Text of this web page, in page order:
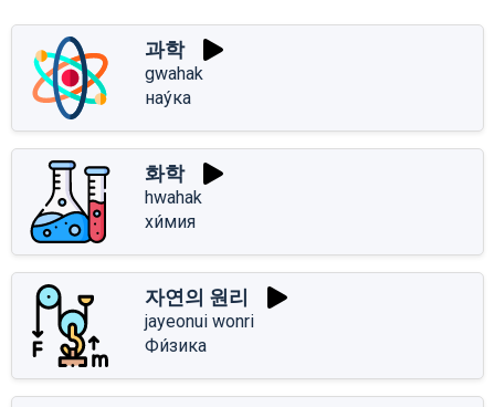
과학
gwahak
нау́ка
화학
hwahak
хи́мия
자연의 원리
jayeonui wonri
Фи́зика